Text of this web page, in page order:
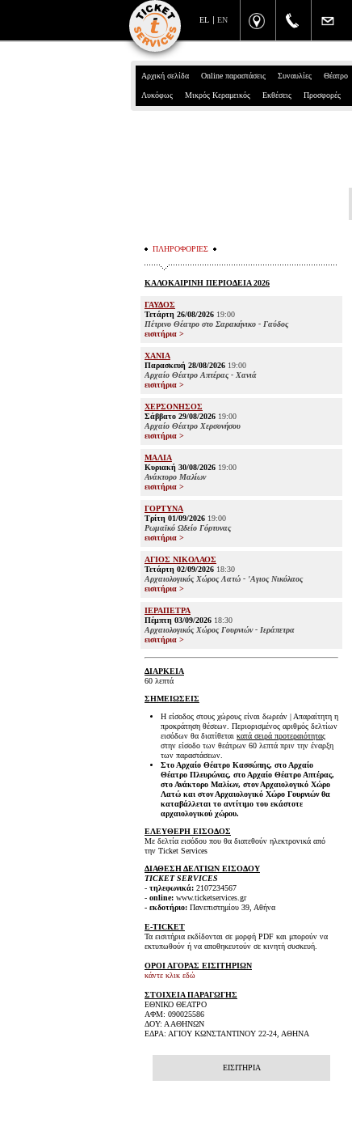
EN
EL
Αρχική σελίδα Online παραστάσεις Συναυλίες Θέατρο
Λυκόφως Μικρός Κεραμεικός Εκθέσεις Προσφορές
ΠΛΗΡΟΦΟΡΙΕΣ
ΚΑΛΟΚΑΙΡΙΝΗ ΠΕΡΙΟΔΕΙΑ 2026
ΓΑΥΔΟΣ
Τετάρτη 26/08/2026 19:00
Πέτρινο Θέατρο στο Σαρακήνικο - Γαύδος
εισιτήρια >
ΧΑΝΙΑ
Παρασκευή 28/08/2026 19:00
Αρχαίο Θέατρο Απτέρας - Χανιά
εισιτήρια >
ΧΕΡΣΟΝΗΣΟΣ
Σάββατο 29/08/2026 19:00
Αρχαίο Θέατρο Χερσονήσου
εισιτήρια >
ΜΑΛΙΑ
Κυριακή 30/08/2026 19:00
Ανάκτορο Μαλίων
εισιτήρια >
ΓΟΡΤΥΝΑ
Τρίτη 01/09/2026 19:00
Ρωμαϊκό Ωδείο Γόρτυνας
εισιτήρια >
ΑΓΙΟΣ ΝΙΚΟΛΑΟΣ
Τετάρτη 02/09/2026 18:30
Αρχαιολογικός Χώρος Λατώ - 'Αγιος Νικόλαος
εισιτήρια >
ΙΕΡΑΠΕΤΡΑ
Πέμπτη 03/09/2026 18:30
Αρχαιολογικός Χώρος Γουρνιών - Ιεράπετρα
εισιτήρια >
ΔΙΑΡΚΕΙΑ
60 λεπτά
ΣΗΜΕΙΩΣΕΙΣ
Η είσοδος στους χώρους είναι δωρεάν | Απαραίτητη η
προκράτηση θέσεων. Περιορισμένος αριθμός δελτίων
εισόδων θα διατίθεται κατά σειρά προτεραιότητας
στην είσοδο των θεάτρων 60 λεπτά πριν την έναρξη
των παραστάσεων.
Στο Αρχαίο Θέατρο Κασσώπης, στο Αρχαίο
Θέατρο Πλευρώνας, στο Αρχαίο Θέατρο Απτέρας,
στο Ανάκτορο Μαλίων, στον Αρχαιολογικό Χώρο
Λατώ και στον Αρχαιολογικό Χώρο Γουρνιών θα
καταβάλλεται το αντίτιμο του εκάστοτε
αρχαιολογικού χώρου.
ΕΛΕΥΘΕΡΗ ΕΙΣΟΔΟΣ
Με δελτία εισόδου που θα διατεθούν ηλεκτρονικά από
την Ticket Services
ΔΙΑΘΕΣΗ ΔΕΛΤΙΩΝ ΕΙΣΟΔΟΥ
TICKET SERVICES
- τηλεφωνικά: 2107234567
- online: www.ticketservices.gr
- εκδοτήριο: Πανεπιστημίου 39, Αθήνα
E-TICKET
Τα εισιτήρια εκδίδονται σε μορφή PDF και μπορούν να
εκτυπωθούν ή να αποθηκευτούν σε κινητή συσκευή.
ΟΡΟΙ ΑΓΟΡΑΣ ΕΙΣΙΤΗΡΙΩΝ
κάντε κλικ εδώ
ΣΤΟΙΧΕΙΑ ΠΑΡΑΓΩΓΗΣ
ΕΘΝΙΚΟ ΘΕΑΤΡΟ
ΑΦΜ: 090025586
ΔΟΥ: Α ΑΘΗΝΩΝ
ΕΔΡΑ: ΑΓΙΟΥ ΚΩΝΣΤΑΝΤΙΝΟΥ 22-24, ΑΘΗΝΑ
ΕΙΣΙΤΗΡΙΑ